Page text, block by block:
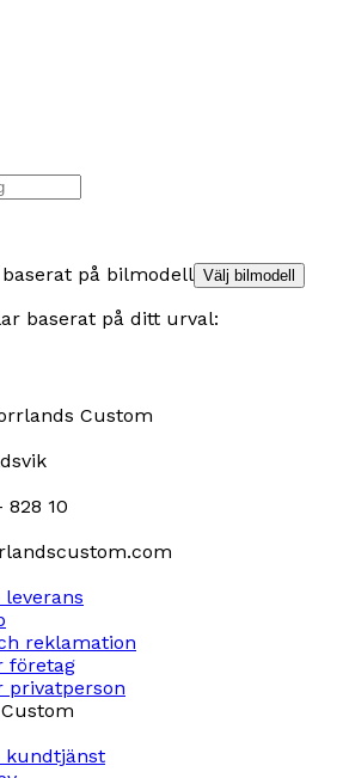
på bilmodell Välj bilmodell
baserat på ditt urval:
Custom
828 10
reklamation
företag
privatperson
kundtjänst